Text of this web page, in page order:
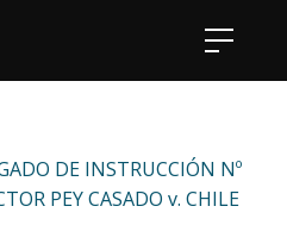
DE INSTRUCCIÓN Nº
PEY CASADO v. CHILE